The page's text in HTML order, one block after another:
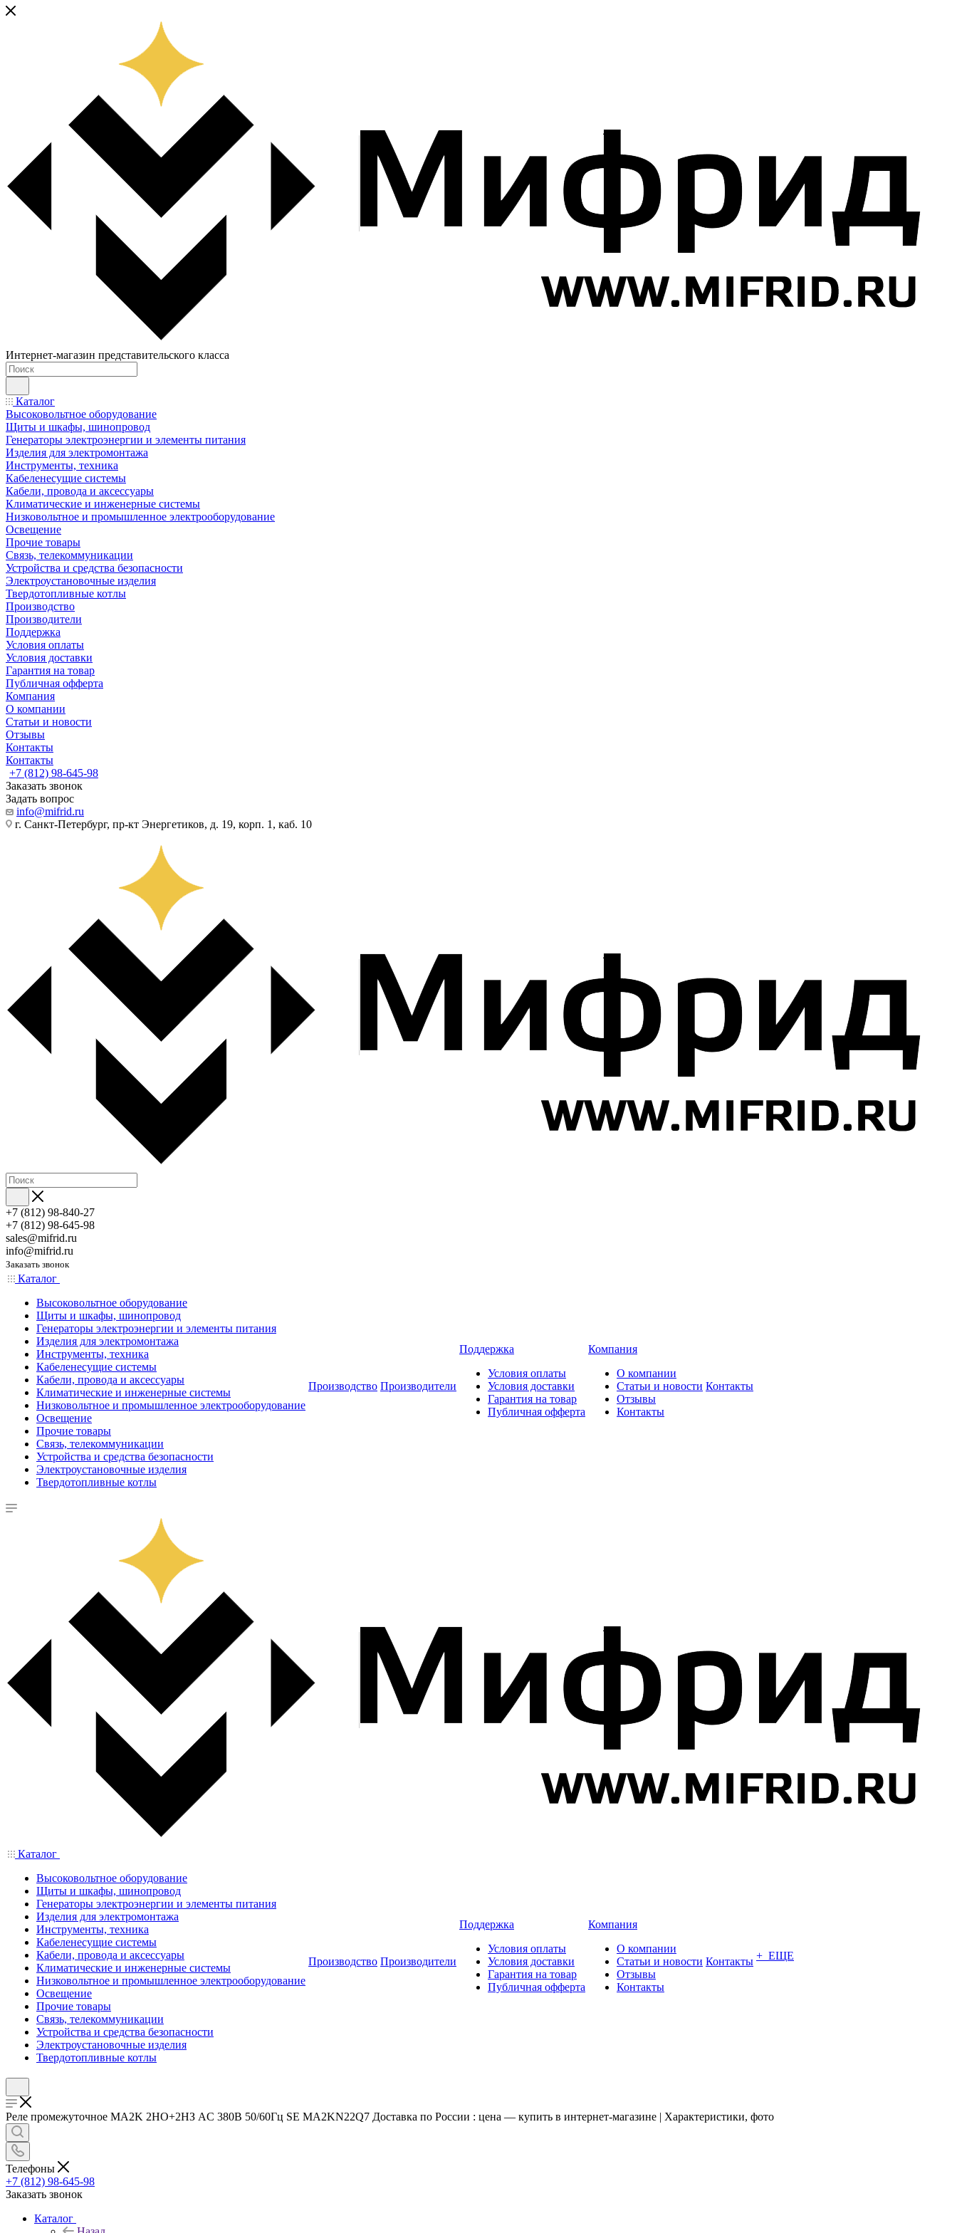
Интернет-магазин представительского класса
Каталог
Высоковольтное оборудование
Щиты и шкафы, шинопровод
Генераторы электроэнергии и элементы питания
Изделия для электромонтажа
Инструменты, техника
Кабеленесущие системы
Кабели, провода и аксессуары
Климатические и инженерные системы
Низковольтное и промышленное электрооборудование
Освещение
Прочие товары
Связь, телекоммуникации
Устройства и средства безопасности
Электроустановочные изделия
Твердотопливные котлы
Производство
Производители
Поддержка
Условия оплаты
Условия доставки
Гарантия на товар
Публичная офферта
Компания
О компании
Статьи и новости
Отзывы
Контакты
Контакты
+7 (812) 98-645-98
Заказать звонок
Задать вопрос
info@mifrid.ru
г. Санкт-Петербург, пр-кт Энергетиков, д. 19, корп. 1, каб. 10
+7 (812) 98-840-27
+7 (812) 98-645-98
sales@mifrid.ru
info@mifrid.ru
Заказать звонок
Каталог
Высоковольтное оборудование
Щиты и шкафы, шинопровод
Генераторы электроэнергии и элементы питания
Изделия для электромонтажа
Инструменты, техника
Кабеленесущие системы
Кабели, провода и аксессуары
Климатические и инженерные системы
Низковольтное и промышленное электрооборудование
Освещение
Прочие товары
Связь, телекоммуникации
Устройства и средства безопасности
Электроустановочные изделия
Твердотопливные котлы
Производство Производители
Поддержка
Условия оплаты
Условия доставки
Гарантия на товар
Публичная офферта
Компания
О компании
Статьи и новости
Отзывы
Контакты
Контакты
Каталог
Высоковольтное оборудование
Щиты и шкафы, шинопровод
Генераторы электроэнергии и элементы питания
Изделия для электромонтажа
Инструменты, техника
Кабеленесущие системы
Кабели, провода и аксессуары
Климатические и инженерные системы
Низковольтное и промышленное электрооборудование
Освещение
Прочие товары
Связь, телекоммуникации
Устройства и средства безопасности
Электроустановочные изделия
Твердотопливные котлы
Производство Производители
Поддержка
Условия оплаты
Условия доставки
Гарантия на товар
Публичная офферта
Компания
О компании
Статьи и новости
Отзывы
Контакты
Контакты + ЕЩЕ
Реле промежуточное MA2K 2НО+2НЗ AC 380В 50/60Гц SE MA2KN22Q7 Доставка по России : цена — купить в интернет-магазине | Характеристики, фото
Телефоны
+7 (812) 98-645-98
Заказать звонок
Каталог